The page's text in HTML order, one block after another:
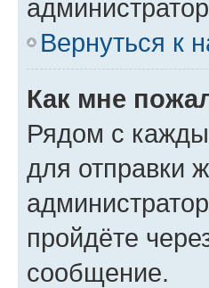
Вернуться к
Как мне
Рядом с
для отправки
пройдёте
сообщение.